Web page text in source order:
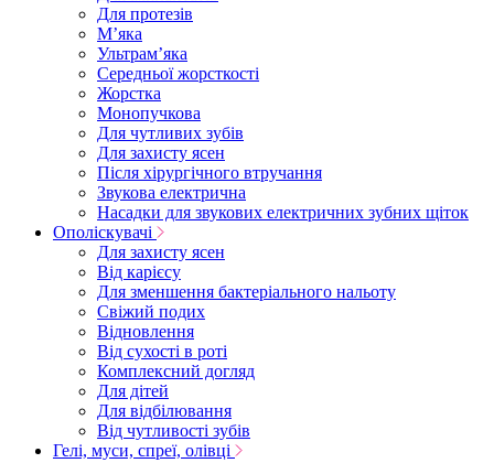
Для протезів
Мʼяка
Ультрамʼяка
Середньої жорсткості
Жорстка
Монопучкова
Для чутливих зубів
Для захисту ясен
Після хірургічного втручання
Звукова електрична
Насадки для звукових електричних зубних щіток
Ополіскувачі
Для захисту ясен
Від карієсу
Для зменшення бактеріального нальоту
Свіжий подих
Відновлення
Від сухості в роті
Комплексний догляд
Для дітей
Для відбілювання
Від чутливості зубів
Гелі, муси, спреї, олівці